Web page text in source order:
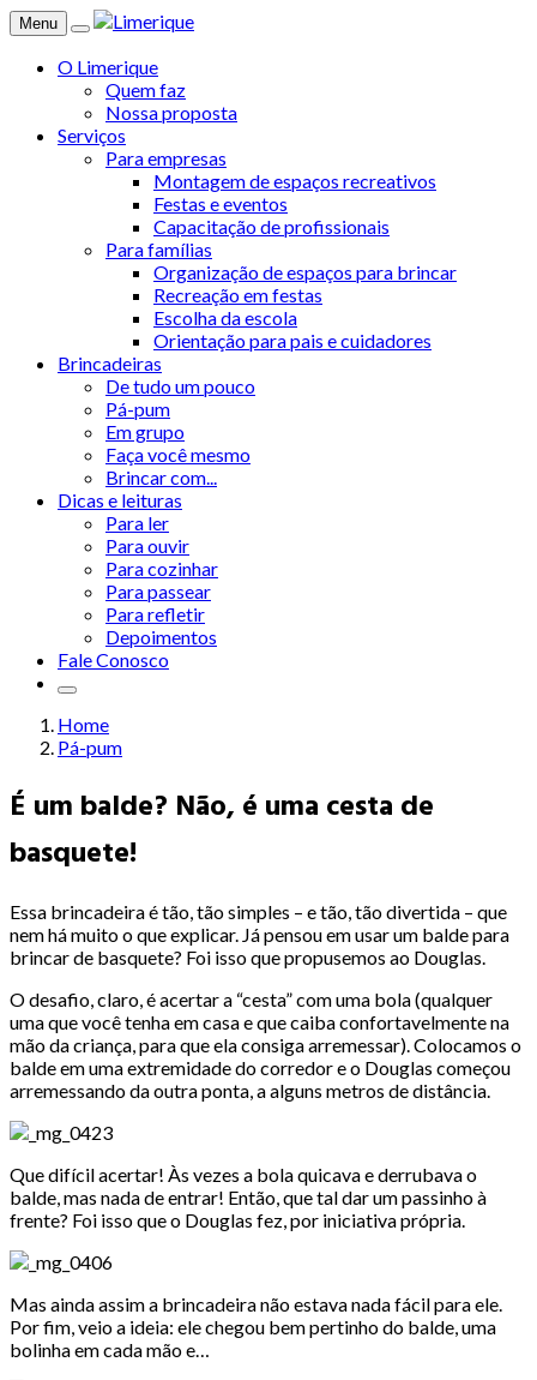
Menu
O Limerique
Quem faz
Nossa proposta
Serviços
Para empresas
Montagem de espaços recreativos
Festas e eventos
Capacitação de profissionais
Para famílias
Organização de espaços para brincar
Recreação em festas
Escolha da escola
Orientação para pais e cuidadores
Brincadeiras
De tudo um pouco
Pá-pum
Em grupo
Faça você mesmo
Brincar com...
Dicas e leituras
Para ler
Para ouvir
Para cozinhar
Para passear
Para refletir
Depoimentos
Fale Conosco
Home
Pá-pum
É um balde? Não, é uma cesta de
basquete!
Essa brincadeira é tão, tão simples – e tão, tão divertida – que
nem há muito o que explicar. Já pensou em usar um balde para
brincar de basquete? Foi isso que propusemos ao Douglas.
O desafio, claro, é acertar a “cesta” com uma bola (qualquer
uma que você tenha em casa e que caiba confortavelmente na
mão da criança, para que ela consiga arremessar). Colocamos o
balde em uma extremidade do corredor e o Douglas começou
arremessando da outra ponta, a alguns metros de distância.
Que difícil acertar! Às vezes a bola quicava e derrubava o
balde, mas nada de entrar! Então, que tal dar um passinho à
frente? Foi isso que o Douglas fez, por iniciativa própria.
Mas ainda assim a brincadeira não estava nada fácil para ele.
Por fim, veio a ideia: ele chegou bem pertinho do balde, uma
bolinha em cada mão e…